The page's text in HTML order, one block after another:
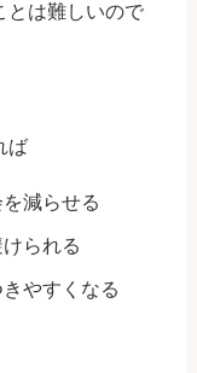
とは難しいので
ば
減らせる
られる
やすくなる